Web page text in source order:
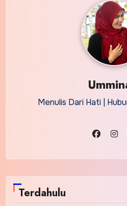
Menulis Dari Hati |
Terdahulu